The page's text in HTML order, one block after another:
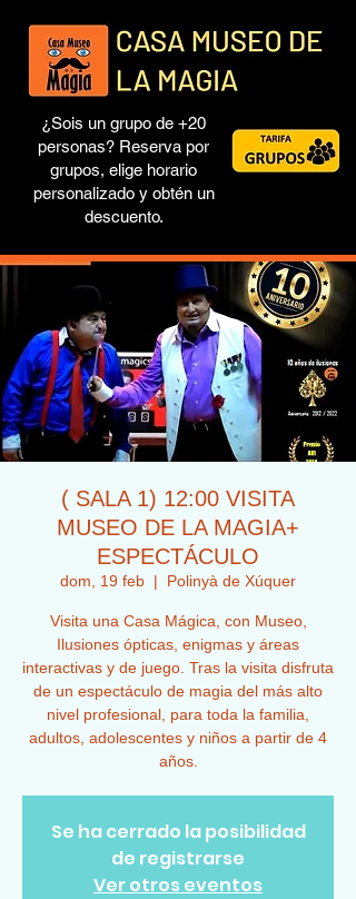
¿Sois un grupo de +20
personas? Reserva por
grupos, elige horario
personalizado y obtén un
descuento.
( SALA 1) 12:00 VISITA
MUSEO DE LA MAGIA+
ESPECTÁCULO
dom, 19 feb
  |
Polinyà de Xúquer
Visita una Casa Mágica, con Museo,
Ilusiones ópticas, enigmas y áreas
interactivas y de juego. Tras la visita disfruta
de un espectáculo de magia del más alto
nivel profesional, para toda la familia,
adultos, adolescentes y niños a partir de 4
años.
Se ha cerrado la posibilidad
de registrarse
Ver otros eventos